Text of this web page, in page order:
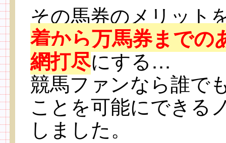
その馬券のメリット
着から万馬券までの
網打尽にする…
競馬ファンなら誰で
ことを可能にできる
しました。